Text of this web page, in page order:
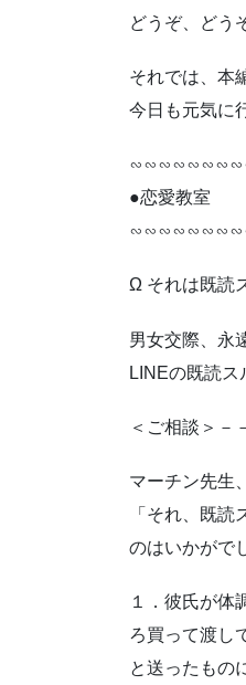
どうぞ、どう
それでは、本
今日も元気に
●恋愛教室
Ω それは既読
男女交際、永
LINEの既読ス
＜ご相談＞－
マーチン先生
「それ、既
のはいかがで
１．彼氏が体
ろ買って渡し
と送ったもの